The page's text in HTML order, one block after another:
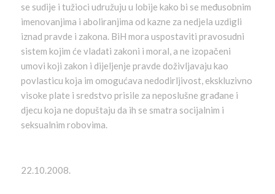
se sudije i tužioci udružuju u lobije kako bi se međusobnim
imenovanjima i aboliranjima od kazne za nedjela uzdigli
iznad pravde i zakona. BiH mora uspostaviti pravosudni
sistem kojim će vladati zakoni i moral, a ne izopačeni
umovi koji zakon i dijeljenje pravde doživljavaju kao
povlasticu koja im omogućava nedodirljivost, ekskluzivno
visoke plate i sredstvo prisile za neposlušne građane i
djecu koja ne dopuštaju da ih se smatra socijalnim i
seksualnim robovima.
22.10.2008.